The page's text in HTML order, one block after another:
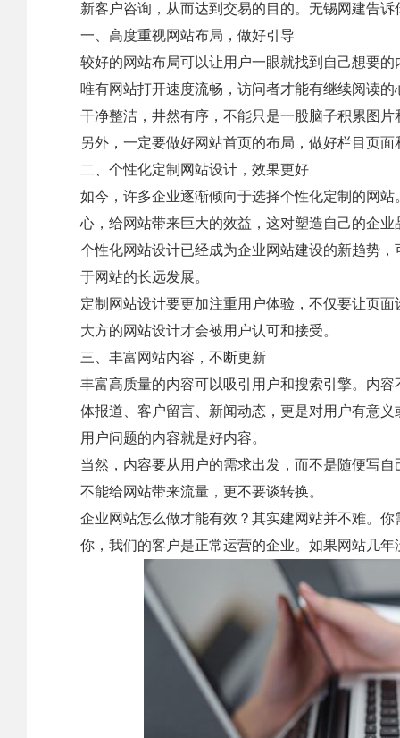
新客户咨询，从而达到交易的目的。无锡网建告诉
一、高度重视网站布局，做好引导
较好的网站布局可以让用户一眼就找到自己想要
唯有网站打开速度流畅，访问者才能有继续阅读
干净整洁，井然有序，不能只是一股脑子积累图
另外，一定要做好网站首页的布局，做好栏目页
二、个性化定制网站设计，效果更好
如今，许多企业逐渐倾向于选择个性化定制的网
心，给网站带来巨大的效益，这对塑造自己的企
个性化网站设计已经成为企业网站建设的新趋势
于网站的长远发展。
定制网站设计要更加注重用户体验，不仅要让页
大方的网站设计才会被用户认可和接受。
三、丰富网站内容，不断更新
丰富高质量的内容可以吸引用户和搜索引擎。内
体报道、客户留言、新闻动态，更是对用户有意
用户问题的内容就是好内容。
当然，内容要从用户的需求出发，而不是随便写
不能给网站带来流量，更不要谈转换。
企业网站怎么做才能有效？其实建网站并不难。
你，我们的客户是正常运营的企业。如果网站几